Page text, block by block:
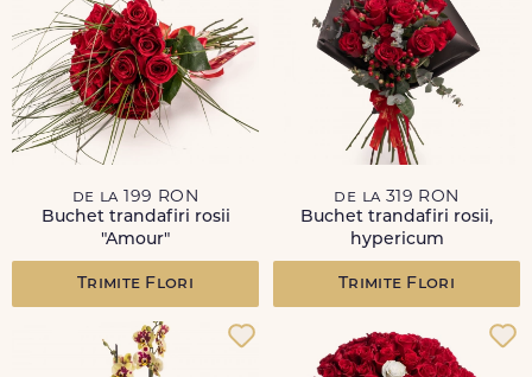
de la 199 RON
Buchet trandafiri rosii
"Amour"
Trimite Flori
de la 319 RON
Buchet trandafiri rosii,
hypericum
Trimite Flori